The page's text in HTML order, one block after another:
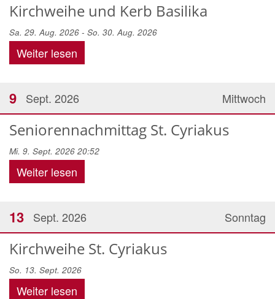
Kirchweihe und Kerb Basilika
Sa. 29. Aug. 2026 - So. 30. Aug. 2026
Weiter lesen
Mittwoch
9 Sept. 2026
Seniorennachmittag St. Cyriakus
Mi. 9. Sept. 2026 20:52
Weiter lesen
Sonntag
13 Sept. 2026
Kirchweihe St. Cyriakus
So. 13. Sept. 2026
Weiter lesen